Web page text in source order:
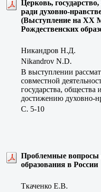
Церковь,
ради духовно-
(Выступление на ХХ
Рождественских
Никандров Н.Д.
Nikandrov N.D.
В выступлении
совместной
государства, общества
достижению духовно-
C. 5-10
Проблемные вопросы
образования в России
Ткаченко Е.В.